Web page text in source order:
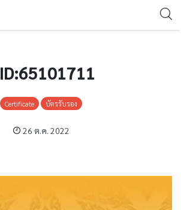
ID:65101711
Certificate บัตรรับรอง
26 ต.ค. 2022